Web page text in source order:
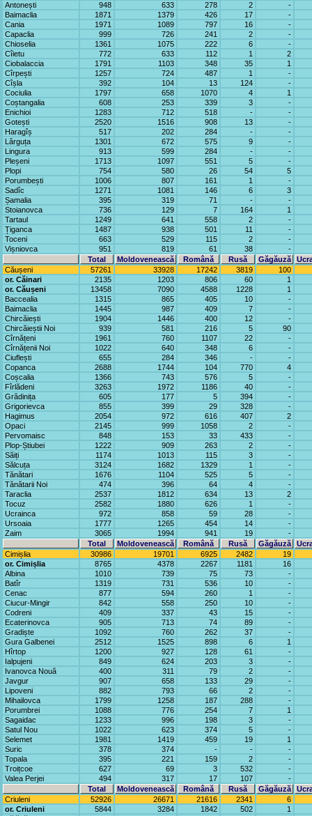
Antonești
948 633 278 2
-
Baimaclia
1871 1379 426 17
-
Cania
1971 1089 797 16
-
Capaclia
999 726 241 2
-
Chioselia
1361 1075 222 6
-
Cîietu
772 633 112 1
2
Ciobalaccia
1791 1103 348 35
1
Cîrpești
1257 724 487 1
-
Cîșla
392 104 13 124
-
Cociulia
1797 658 1070 4
1
Coștangalia
608 253 339 3
-
Enichioi
1283 712 518 -
-
Gotești
2520 1516 908 13
-
Haragîș
517 202 284 -
-
Lărguța
1301 672 575 9
-
Lingura
913 599 284 -
-
Pleșeni
1713 1097 551 5
-
Plopi
754 580 26 54
5
Porumbești
1006 807 161 1
-
Sadîc
1271 1081 146 6
3
Șamalia
395 319 71 -
-
Stoianovca
736 129 7 164
1
Tartaul
1249 641 558 2
-
Țiganca
1487 938 501 11
-
Toceni
663 529 115 2
-
Vișniovca
951 819 61 38
-
Total
Moldovenească Română Rusă Găgăuză
Căușeni
57261 33928 17242 3819
100
or. Căinari
2135 1203 806 60
1
or. Căușeni
13458 7090 4588 1228
1
Baccealia
1315 865 405 10
-
Baimaclia
1445 987 409 7
-
Chircăiești
1904 1446 400 12
-
Chircăieștii Noi
939 581 216 5
90
Cîrnățeni
1961 760 1107 22
-
Cîrnățenii Noi
1022 640 348 6
-
Ciuflești
655 284 346 -
-
Copanca
2688 1744 104 770
4
Coșcalia
1366 743 576 5
-
Fîrlădeni
3263 1972 1186 40
-
Grădinița
605 177 5 394
-
Grigorievca
855 399 29 328
-
Hagimus
2054 972 616 407
2
Opaci
2145 999 1058 2
-
Pervomaisc
848 153 33 433
-
Plop-Știubei
1222 909 263 2
-
Săiți
1174 1013 115 3
-
Sălcuța
3124 1682 1329 1
-
Tănătari
1676 1104 525 5
-
Tănătarii Noi
474 396 64 4
-
Taraclia
2537 1812 634 13
2
Tocuz
2582 1880 626 1
-
Ucrainca
972 858 59 28
-
Ursoaia
1777 1265 454 14
-
Zaim
3065 1994 941 19
-
Total
Moldovenească Română Rusă Găgăuză
Cimișlia
30986 19701 6925 2482
19
or. Cimișlia
8765 4378 2267 1181
16
Albina
1010 739 75 73
-
Batîr
1319 731 536 10
-
Cenac
877 594 260 1
-
Ciucur-Mingir
842 558 250 10
-
Codreni
409 337 43 15
-
Ecaterinovca
905 713 74 89
-
Gradiște
1092 760 262 37
-
Gura Galbenei
2512 1525 898 6
1
Hîrtop
1200 927 128 61
-
Ialpujeni
849 624 203 3
-
Ivanovca Nouă
400 311 79 2
-
Javgur
907 658 133 29
-
Lipoveni
882 793 66 2
-
Mihailovca
1799 1258 187 288
-
Porumbrei
1088 776 254 7
1
Sagaidac
1233 996 198 3
-
Satul Nou
1022 623 374 5
-
Selemet
1981 1419 459 19
1
Suric
378 374 - -
-
Topala
395 221 159 2
-
Troițcoe
627 69 3 532
-
Valea Perjei
494 317 17 107
-
Total
Moldovenească Română Rusă Găgăuză
Criuleni
52926 26671 21616 2341
6
or. Criuleni
5844 3284 1842 502
1